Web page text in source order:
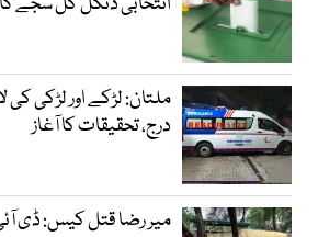
ملتان: لڑکے اور لڑکی
درج، تحقیقات کا آغاز
میر رضا قتل کیس: ڈی